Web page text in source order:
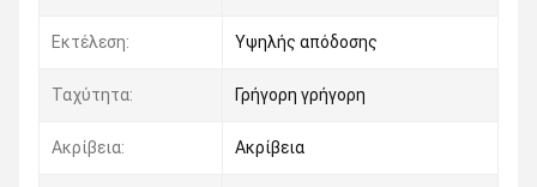
Εκτέλεση: Υψηλής απόδοσης
Ταχύτητα: Γρήγορη γρήγορη
Ακρίβεια: Ακρίβεια